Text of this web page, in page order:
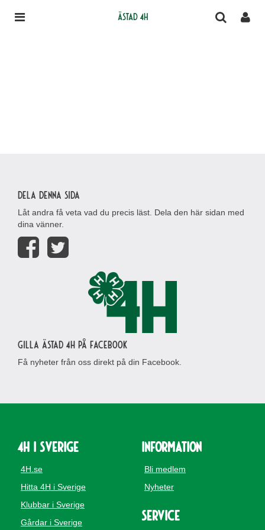
Ästad 4H
Dela denna sida
Låt andra få veta vad du precis läst. Dela den här sidan med
dina vänner.
Gilla Ästad 4H på Facebook
Få nyheter från oss direkt på din Facebook.
4H i Sverige
4H.se
Hitta 4H i Sverige
Klubbar i Sverige
Gårdar i Sverige
Information
Bli medlem
Nyheter
Service